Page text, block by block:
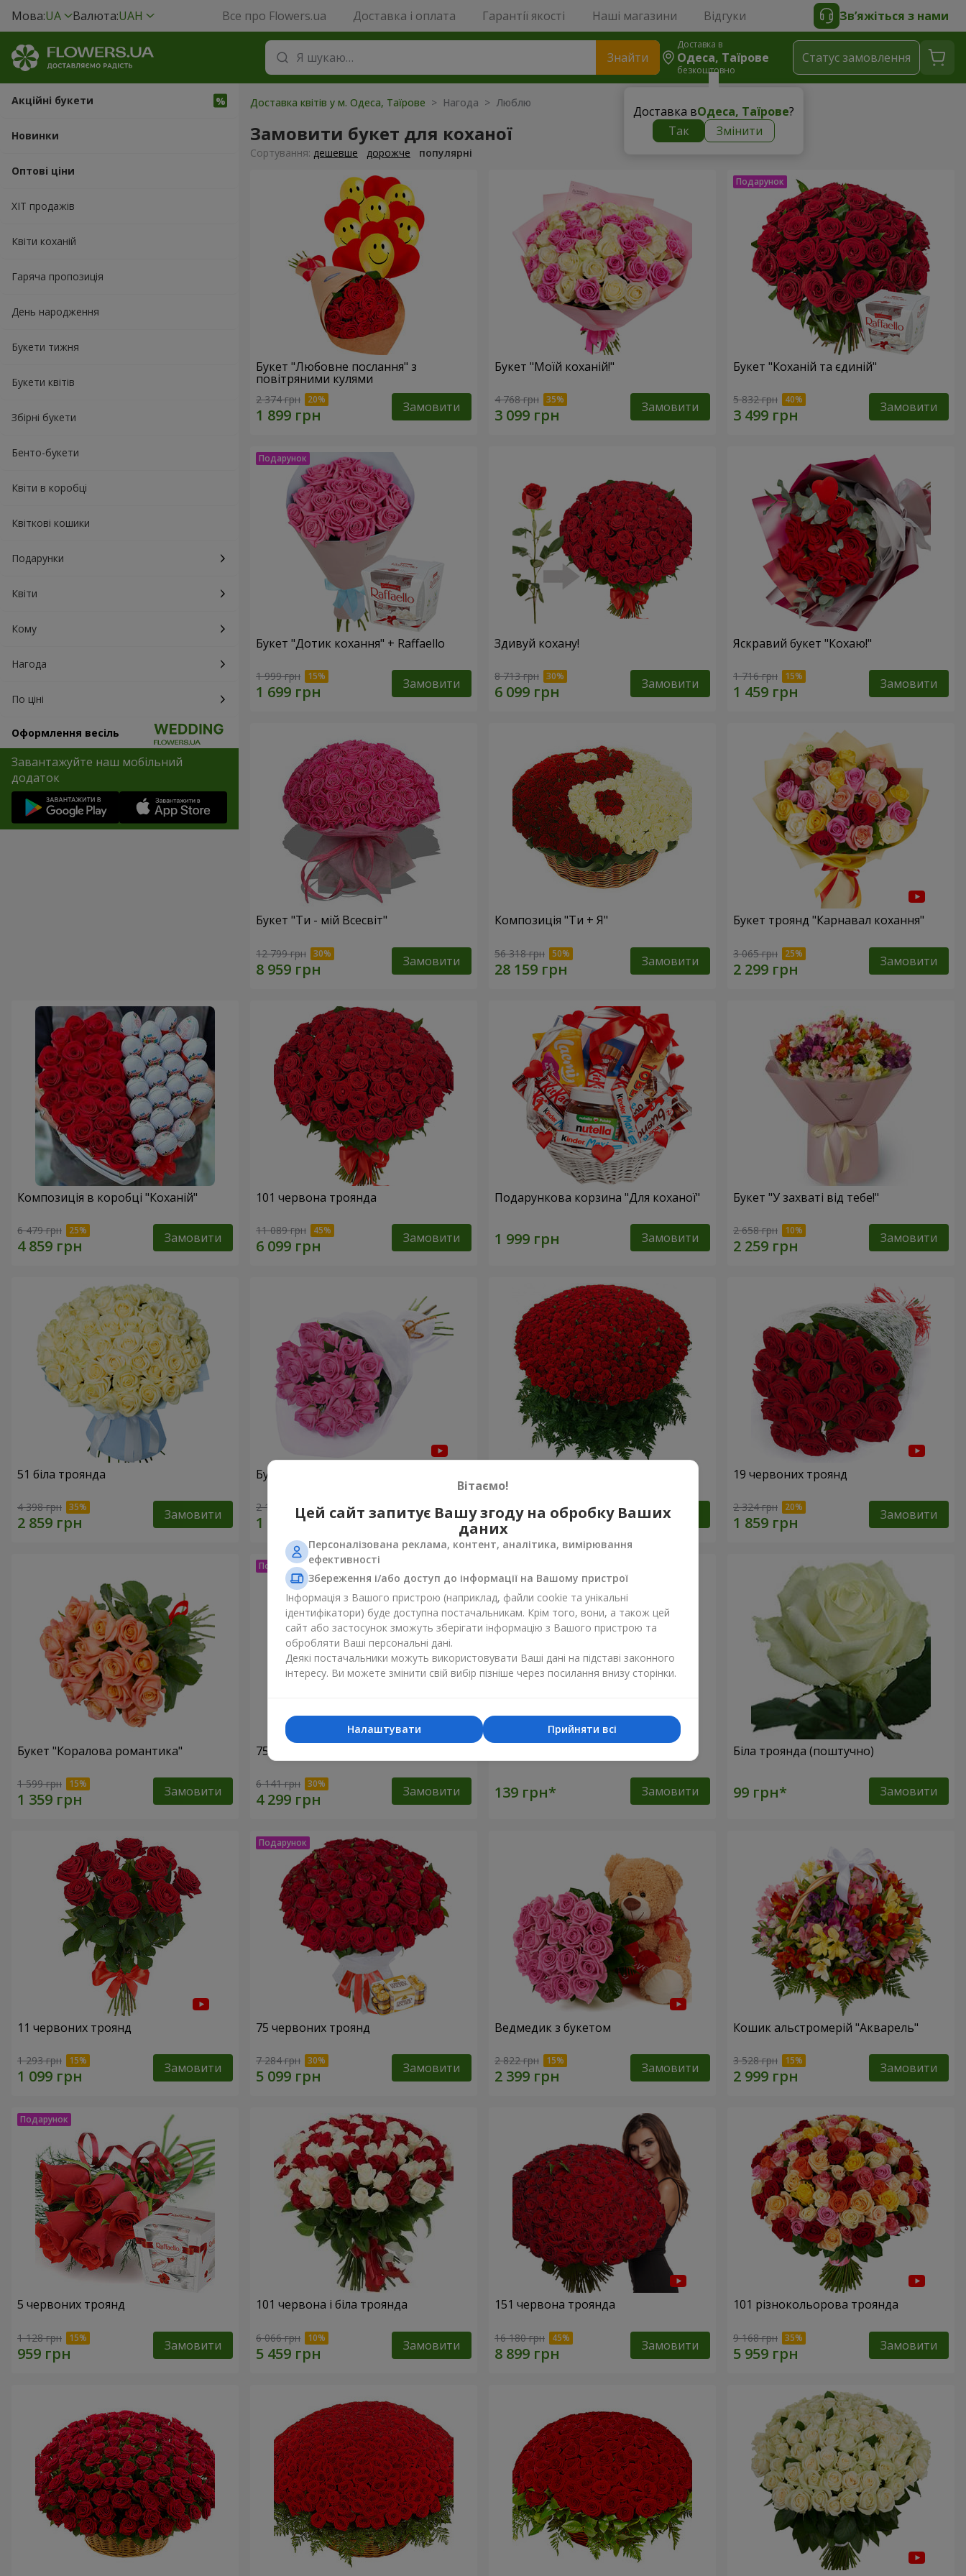
Мова:UA Валюта:UAH Все про Flowers.ua Доставка і оплата Гарантії якості Наші магазини Відгуки Зв’яжіться з нами
Знайти
Доставка в
Одеса, Таїрове
безкоштовно
Доставка вОдеса, Таїрове?
Так
Змінити
Статус замовлення
Акційні букети
Новинки
Оптові ціни
ХІТ продажів
Квіти коханій
Гаряча пропозиція
День народження
Букети тижня
Букети квітів
Збірні букети
Бенто-букети
Квіти в коробці
Квіткові кошики
Подарунки
Квіти
Кому
Нагода
По ціні
Оформлення весіль
Завантажуйте наш мобільний
додаток
Доставка квітів у м. Одеса, Таїрове > Нагода > Люблю
Замовити букет для коханої
Сортування: дешевше дорожче популярні
Букет "Любовне послання" з
повітряними кулями
2 374 грн Замовити
Букет "Моїй коханій!"
4 768 грн Замовити
Букет "Коханій та єдиній"
5 832 грн Замовити
Букет "Дотик кохання" + Raffaello
1 999 грн Замовити
Здивуй кохану!
8 713 грн Замовити
Яскравий букет "Кохаю!"
1 716 грн Замовити
Букет "Ти - мій Всесвіт"
12 799 грн Замовити
Композиція "Ти + Я"
56 318 грн Замовити
Букет троянд "Карнавал кохання"
3 065 грн Замовити
Композиція в коробці "Коханій"
6 479 грн Замовити
101 червона троянда
11 089 грн Замовити
Подарункова корзина "Для коханої"
Замовити
Букет "У захваті від тебе!"
2 658 грн Замовити
51 біла троянда
4 398 грн Замовити
Букет з троянд "Бути з тобою"
2 124 грн Замовити 104 498 грн Замовити
19 червоних троянд
2 324 грн Замовити
Букет "Коралова романтика"
1 599 грн Замовити
75 білих троянд
6 141 грн Замовити Замовити
Біла троянда (поштучно)
Замовити
11 червоних троянд
1 293 грн Замовити
75 червоних троянд
7 284 грн Замовити
Ведмедик з букетом
2 822 грн Замовити
Кошик альстромерій "Акварель"
3 528 грн Замовити
5 червоних троянд
1 128 грн Замовити
101 червона і біла троянда
6 066 грн Замовити
151 червона троянда
16 180 грн Замовити
101 різнокольорова троянда
9 168 грн Замовити
Вітаємо!
Цей сайт запитує Вашу згоду на обробку Ваших
даних
Персоналізована реклама, контент, аналітика, вимірювання
ефективності
Збереження і/або доступ до інформації на Вашому пристрої
Інформація з Вашого пристрою (наприклад, файли cookie та унікальні
ідентифікатори) буде доступна постачальникам. Крім того, вони, а також цей
сайт або застосунок зможуть зберігати інформацію з Вашого пристрою та
обробляти Ваші персональні дані.
Деякі постачальники можуть використовувати Ваші дані на підставі законного
інтересу. Ви можете змінити свій вибір пізніше через посилання внизу сторінки.
Прийняти всі
Налаштувати